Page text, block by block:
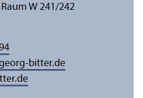
W 241/242
bitter.de